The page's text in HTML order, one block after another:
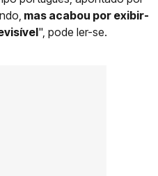
mas acabou por exibir-
", pode ler-se.